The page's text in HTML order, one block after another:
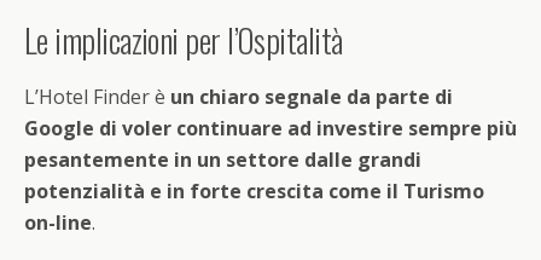
Le implicazioni per l’Ospitalità
L’Hotel Finder è un chiaro segnale da parte di
Google di voler continuare ad investire sempre più
pesantemente in un settore dalle grandi
potenzialità e in forte crescita come il Turismo
on-line.